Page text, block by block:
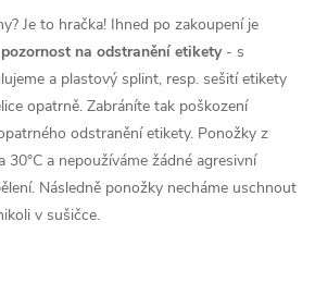
Je to hračka! Ihned po zakoupení je
pozornost na odstranění etikety- s
a plastový splint, resp. sešití etikety
opatrně. Zabráníte tak poškození
odstranění etikety. Ponožky z
30°C a nepoužíváme žádné agresivní
Následně ponožky necháme uschnout
v sušičce.